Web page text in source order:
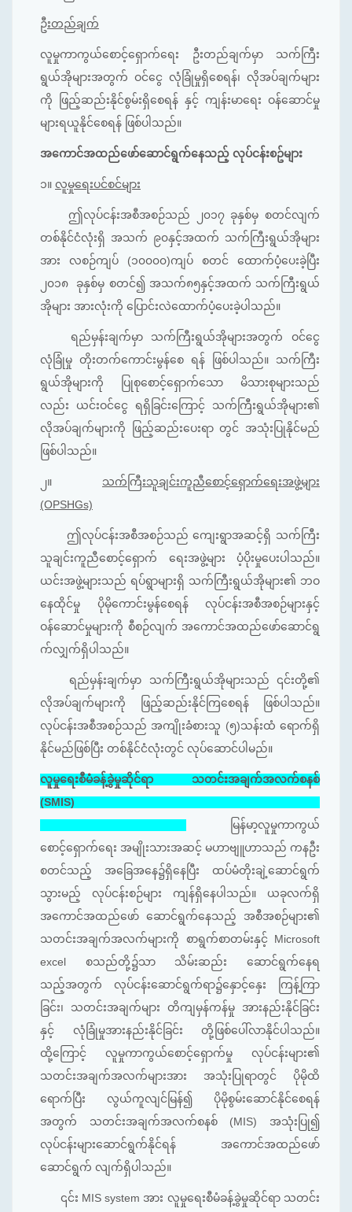
ဦးတည်ချက်
လူမှုကာကွယ်စောင့်ရှောက်ရေး ဦးတည်ချက်မှာ သက်ကြီး
ရွယ်အိုများအတွက် ဝင်ငွေ လုံခြုံမှုရှိစေရန်၊ လိုအပ်ချက်များ
ကို ဖြည့်ဆည်းနိုင်စွမ်းရှိစေရန် နှင့် ကျန်းမာရေး ဝန်ဆောင်မှု
များရယူနိုင်စေရန် ဖြစ်ပါသည်။
အကောင်အထည်ဖော်ဆောင်ရွက်နေသည့် လုပ်ငန်းစဥ်များ
၁။ လူမှုရေးပင်စင်များ
ဤလုပ်ငန်းအစီအစဉ်သည် ၂၀၁၇ ခုနှစ်မှ စတင်လျက်
တစ်နိုင်ငံလုံးရှိ အသက် ၉၀နှင့်အထက် သက်ကြီးရွယ်အိုများ
အား လစဉ်ကျပ် (၁၀၀၀၀)ကျပ် စတင် ထောက်ပံ့ပေးခဲ့ပြီး
၂၀၁၈ ခုနှစ်မှ စတင်၍ အသက်၈၅နှင့်အထက် သက်ကြီးရွယ်
အိုများ အားလုံးကို ပြောင်းလဲထောက်ပံ့ပေးခဲ့ပါသည်။
ရည်မှန်းချက်မှာ သက်ကြီးရွယ်အိုများအတွက် ဝင်ငွေ
လုံခြုံမှု တိုးတက်ကောင်းမွန်စေ ရန် ဖြစ်ပါသည်။ သက်ကြီး
ရွယ်အိုများကို ပြုစုစောင့်ရှောက်သော မိသားစုများသည်
လည်း ယင်းဝင်ငွေ ရရှိခြင်းကြောင့် သက်ကြီးရွယ်အိုများ၏
လိုအပ်ချက်များကို ဖြည့်ဆည်းပေးရာ တွင် အသုံးပြုနိုင်မည်
ဖြစ်ပါသည်။
၂။ သက်ကြီးသူချင်းကူညီစောင့်ရှောက်ရေးအဖွဲ့များ
(OPSHGs)
ဤလုပ်ငန်းအစီအစဉ်သည် ကျေးရွာအဆင့်ရှိ သက်ကြီး
သူချင်းကူညီစောင့်ရှောက် ရေးအဖွဲ့များ ပံ့ပိုးမှုပေးပါသည်။
ယင်းအဖွဲ့များသည် ရပ်ရွာများရှိ သက်ကြီးရွယ်အိုများ၏ ဘဝ
နေထိုင်မှု ပိုမိုကောင်းမွန်စေရန် လုပ်ငန်းအစီအစဉ်များနှင့်
ဝန်ဆောင်မှုများကို စီစဉ်လျက် အကောင်အထည်ဖော်ဆောင်ရွ
က်လျှက်ရှိပါသည်။
ရည်မှန်းချက်မှာ သက်ကြီးရွယ်အိုများသည် ၎င်းတို့၏
လိုအပ်ချက်များကို ဖြည့်ဆည်းနိုင်ကြစေရန် ဖြစ်ပါသည်။
လုပ်ငန်းအစီအစဉ်သည် အကျိုးခံစားသူ (၅)သန်းထံ ရောက်ရှိ
နိုင်မည်ဖြစ်ပြီး တစ်နိုင်ငံလုံးတွင် လုပ်ဆောင်ပါမည်။
လူမှုရေးစီမံခန့်ခွဲမှုဆိုင်ရာ သတင်းအချက်အလက်စနစ်
(SMIS)
မြန်မာ့လူမှုကာကွယ်
စောင့်ရှောက်ရေး အမျိုးသားအဆင့် မဟာဗျူဟာသည် ကနဦး
စတင်သည့် အခြေအနေ၌ရှိနေပြီး ထပ်မံတိုးချဲ့ဆောင်ရွက်
သွားမည့် လုပ်ငန်းစဉ်များ ကျန်ရှိနေပါသည်။ ယခုလက်ရှိ
အကောင်အထည်ဖော် ဆောင်ရွက်နေသည့် အစီအစဉ်များ၏
သတင်းအချက်အလက်များကို စာရွက်စာတမ်းနှင့် Microsoft
excel စသည်တို့၌သာ သိမ်းဆည်း ဆောင်ရွက်နေရ
သည့်အတွက် လုပ်ငန်းဆောင်ရွက်ရာ၌နှောင့်နှေး ကြန့်ကြာ
ခြင်း၊ သတင်းအချက်များ တိကျမှန်ကန်မှု အားနည်းနိုင်ခြင်း
နှင့် လုံခြုံမှုအားနည်းနိုင်ခြင်း တို့ဖြစ်ပေါ်လာနိုင်ပါသည်။
ထို့ကြောင့် လူမှုကာကွယ်စောင့်ရှောက်မှု လုပ်ငန်းများ၏
သတင်းအချက်အလက်များအား အသုံးပြုရာတွင် ပိုမိုထိ
ရောက်ပြီး လွယ်ကူလျင်မြန်၍ ပိုမိုစွမ်းဆောင်နိုင်စေရန်
အတွက် သတင်းအချက်အလက်စနစ် (MIS) အသုံးပြု၍
လုပ်ငန်းများဆောင်ရွက်နိုင်ရန် အကောင်အထည်ဖော်
ဆောင်ရွက် လျက်ရှိပါသည်။
၎င်း MIS system အား လူမှုရေးစီမံခန့်ခွဲမှုဆိုင်ရာ သတင်း